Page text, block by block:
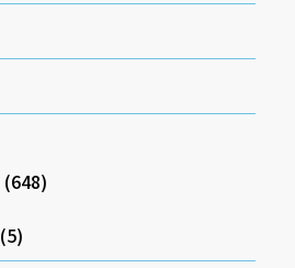
(648)
(5)